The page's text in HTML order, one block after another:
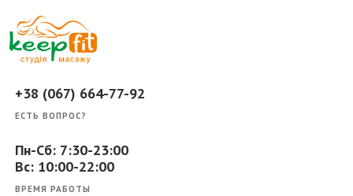
+38 (067) 664-77-92
ЕСТЬ ВОПРОС?
Пн-Сб: 7:30-23:00
Вс: 10:00-22:00
ВРЕМЯ РАБОТЫ